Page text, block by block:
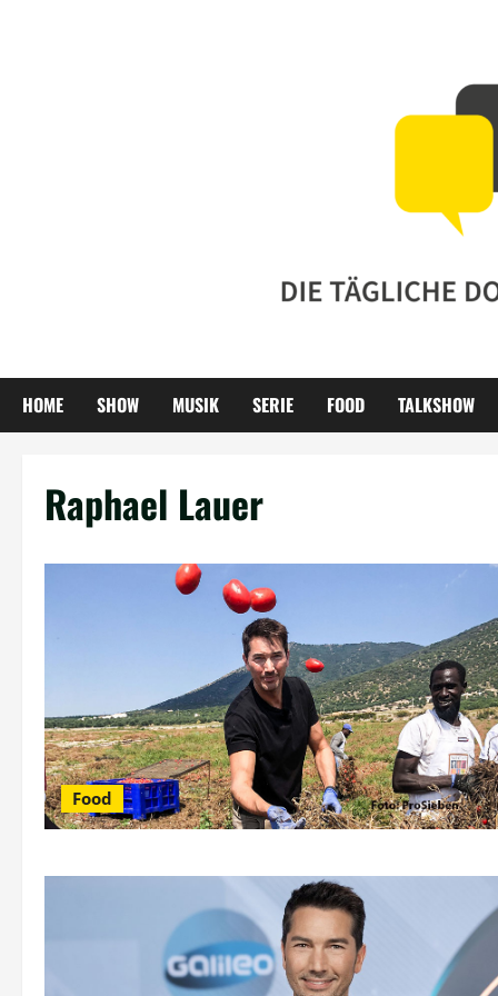
HOME SHOW MUSIK SERIE FOOD TALKSHOW
Raphael Lauer
Food